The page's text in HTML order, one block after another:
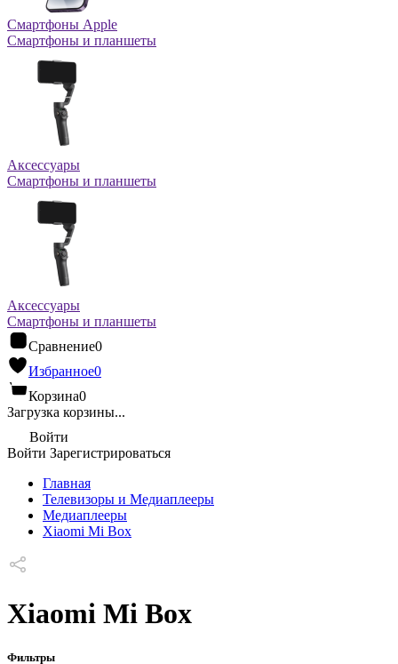
Смартфоны Apple
Смартфоны и планшеты
Аксессуары
Смартфоны и планшеты
Аксессуары
Смартфоны и планшеты
Сравнение0
Избранное0
Корзина0
Загрузка корзины...
Войти
Войти Зарегистрироваться
Главная
Телевизоры и Медиаплееры
Медиаплееры
Xiaomi Mi Box
Xiaomi Mi Box
Фильтры